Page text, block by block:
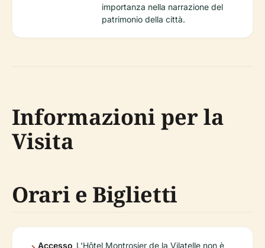
importanza nella narrazione del
patrimonio della città.
Informazioni per la
Visita
Orari e Biglietti
Accesso L'Hôtel Montrosier de la Vilatelle non è